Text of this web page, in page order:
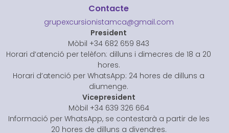
Contacte
grupexcursionistamca@gmail.com
President
Mòbil +34 682 659 843
Horari d’atenció per telèfon: dilluns i dimecres de 18 a 20
hores.
Horari d’atenció per WhatsApp: 24 hores de dilluns a
diumenge.
Vicepresident
Mòbil +34 639 326 664
Informació per WhatsApp, se contestarà a partir de les
20 hores de dilluns a divendres.